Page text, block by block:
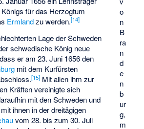
o
n
B
ra
n
d
e
n
b
ur
g,
m
für das Herzogtum
Ermlandzu werden.[14]
Lage der Schweden
schwedische König neue
er am 23. Juni 1656 den
mit dem Kurfürsten
[15] Mit allen ihm zur
Kräften vereinigte sich
mit den Schweden und
ihnen in der dreitägigen
vom 28. bis zum 30. Juli